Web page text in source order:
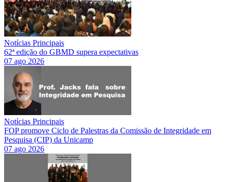
Notícias Principais
62ª edição do GBMD supera expectativas
07 ago 2026
Notícias Principais
FOP promove Ciclo de Palestras da Comissão de Integridade em
Pesquisa (CIP) da Unicamp
07 ago 2026